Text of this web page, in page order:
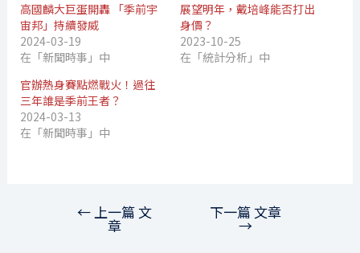
高國麟大巨蛋開轟 「季前宇
宙邦」持續發威
2024-03-19
在「新聞時事」中
展望明年，戴培峰能否打出
身價？
2023-10-25
在「統計分析」中
官辦熱身賽點燃戰火！過往
三年誰是季前王者？
2024-03-13
在「新聞時事」中
←上一篇 文
章
下一篇 文章
→